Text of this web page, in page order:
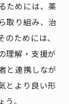
ためには、薬
取り組み、治
ためには、
理解・支援が
と連携しなが
とより良い形
。